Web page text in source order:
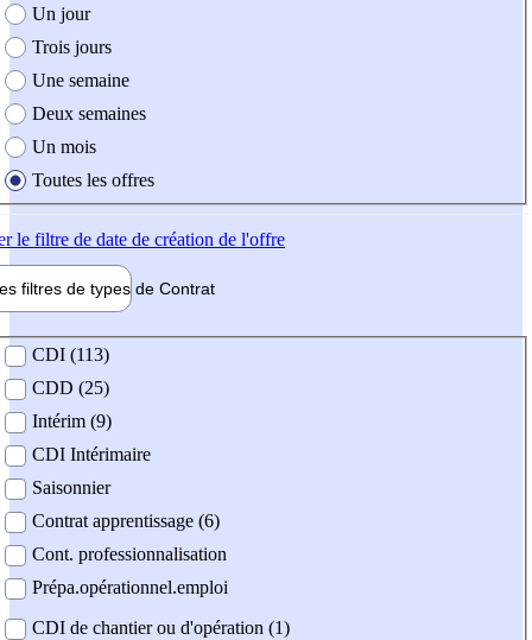
création de l'offre
Un jour
Trois jours
Une semaine
Deux semaines
Un mois
Toutes les offres
le filtre de date de création de l'offre
filtres de types de Contrat
contrat
CDI (113)
CDD (25)
Intérim (9)
CDI Intérimaire
Saisonnier
Contrat apprentissage (6)
Cont. professionnalisation
Prépa.opérationnel.emploi
CDI de chantier ou d'opération (1)